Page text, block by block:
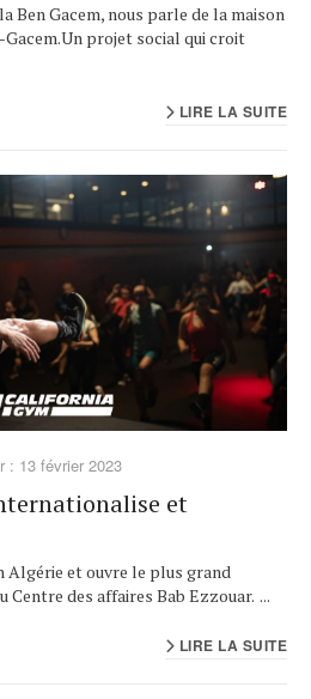
Ben Gacem, nous parle de la maison
projet social qui croit
LIRE LA SUITE
: 13 février 2023
et
Algérie et ouvre le plus grand
des affaires Bab Ezzouar. ...
LIRE LA SUITE